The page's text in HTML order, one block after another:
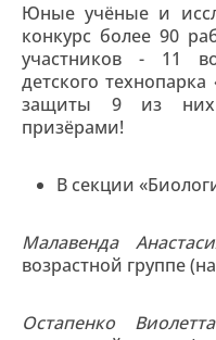
Юные учёные и
конкурс более 90
участников - 11
детского
защиты 9 из них
призёрами!
В секции
Малавенда
возрастной группе
Остапенко Виолетта